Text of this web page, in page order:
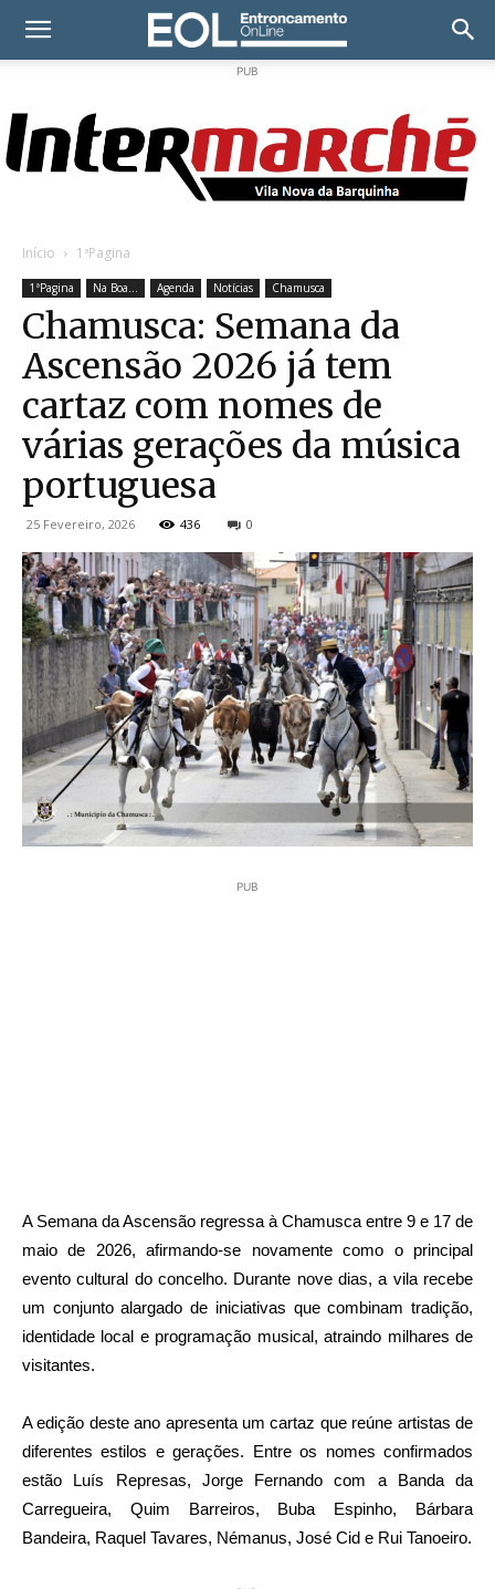
PUB
Início 1ªPagina
1ªPagina Na Boa... Agenda Notícias Chamusca
Chamusca: Semana da
Ascensão 2026 já tem
cartaz com nomes de
várias gerações da música
portuguesa
25 Fevereiro, 2026 436 0
PUB
A Semana da Ascensão regressa à Chamusca entre 9 e 17 de
maio de 2026, afirmando-se novamente como o principal
evento cultural do concelho. Durante nove dias, a vila recebe
um conjunto alargado de iniciativas que combinam tradição,
identidade local e programação musical, atraindo milhares de
visitantes.
A edição deste ano apresenta um cartaz que reúne artistas de
diferentes estilos e gerações. Entre os nomes confirmados
estão Luís Represas, Jorge Fernando com a Banda da
Carregueira, Quim Barreiros, Buba Espinho, Bárbara
Bandeira, Raquel Tavares, Némanus, José Cid e Rui Tanoeiro.